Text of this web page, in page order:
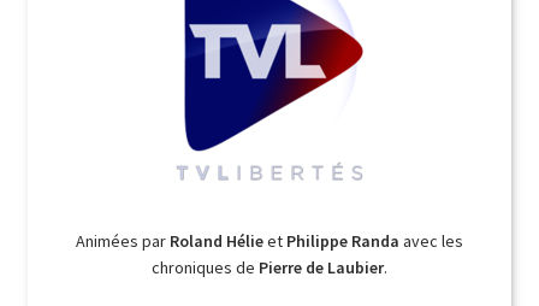
Animées par Roland Hélieet Philippe Randa avec les
chroniques de Pierre de Laubier.